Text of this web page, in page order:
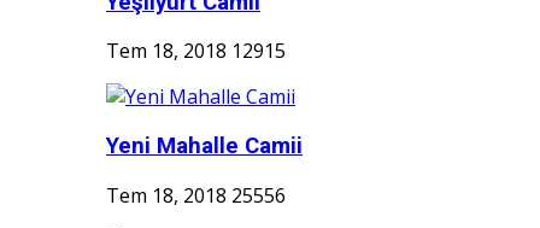
Tem 18, 2018 12915
Yeni Mahalle Camii
Tem 18, 2018 25556